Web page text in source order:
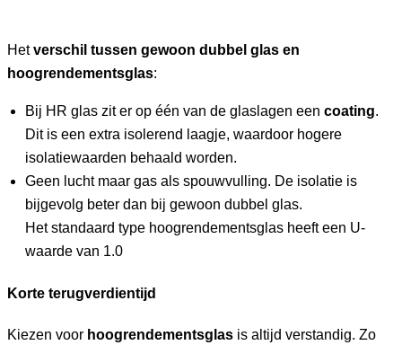
Hetverschil tussen gewoon dubbel glas en
hoogrendementsglas:
Bij HR glas zit er op één van de glaslagen een coating.
Dit is een extra isolerend laagje, waardoor hogere
isolatiewaarden behaald worden.
Geen lucht maar gas als spouwvulling. De isolatie is
bijgevolg beter dan bij gewoon dubbel glas.
Het standaard type hoogrendementsglas heeft een U-
waarde van 1.0
Korte terugverdientijd
Kiezen voor hoogrendementsglas is altijd verstandig. Zo